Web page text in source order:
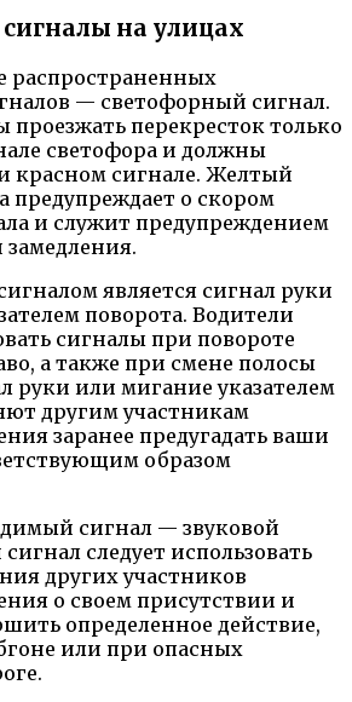
на улицах
распространенных
— светофорный сигнал.
перекресток только
светофора и должны
красном сигнале. Желтый
предупреждает о скором
и служит предупреждением
является сигнал руки
поворота. Водители
сигналы при повороте
а также при смене полосы
руки или мигание указателем
другим участникам
заранее предугадать ваши
образом
сигнал — звуковой
следует использовать
других участников
о своем присутствии и
определенное действие,
или при опасных